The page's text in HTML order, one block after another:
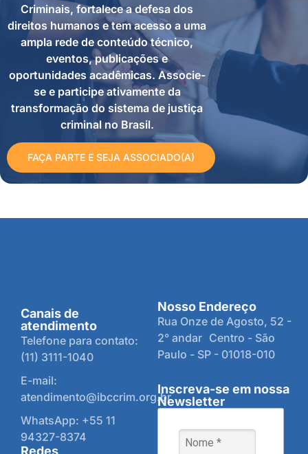
Criminais, fortalece a defesa dos
direitos humanos e tem acesso a uma
ampla rede de conteúdo técnico,
eventos, publicações e
oportunidades acadêmicas. Associe-
se e participe ativamente da
transformação do sistema de justiça
criminal no Brasil.
FAÇA PARTE E SEJA ASSOCIADO(A)
Canais de
atendimento
Telefone para contato:
(11) 3111-1040
E-mail:
atendimento@ibccrim.org.br
WhatsApp: +55 11
94327-8374
Redes
Nosso Endereço
Rua Onze de Agosto, 52 -
2° andar Centro - São
Paulo - SP - 01018-010
Inscreva-se em nossa
Newsletter